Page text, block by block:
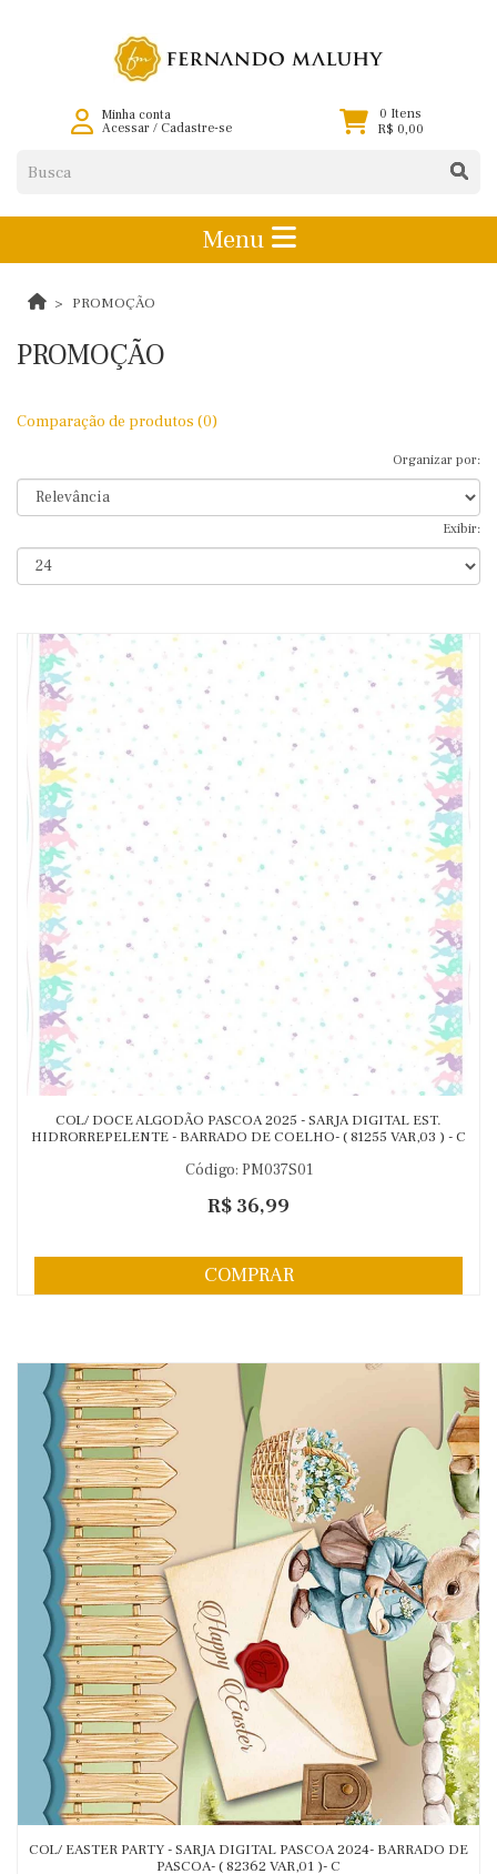
Minha conta
Acessar/ Cadastre-se
0 Itens
R$ 0,00
Menu
PROMOÇÃO
PROMOÇÃO
Comparação de produtos (0)
Organizar por:
Exibir:
COL/ DOCE ALGODÃO PASCOA 2025 - SARJA DIGITAL EST.
HIDRORREPELENTE - BARRADO DE COELHO- ( 81255 VAR,03 ) - C
Código: PM037S01
R$ 36,99
COMPRAR
COL/ EASTER PARTY - SARJA DIGITAL PASCOA 2024- BARRADO DE
PASCOA- ( 82362 VAR,01 )- C